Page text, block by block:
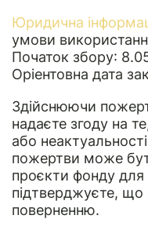
Юридична
умови
Початок збору:
Оріентовна дата
Здійснюючи
надаєте згоду на
або
пожертви може
проєкти фонду
підтверджуєте, що
поверненню.